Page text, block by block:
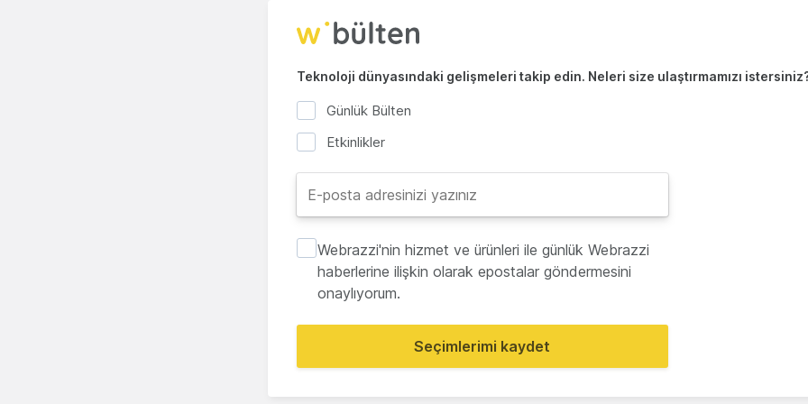
Teknoloji dünyasındaki gelişmeleri takip edin. Neleri size ulaştırmamızı
Günlük Bülten
Etkinlikler
Webrazzi'nin hizmet ve ürünleri ile günlük Webrazzi
haberlerine ilişkin olarak epostalar göndermesini
onaylıyorum.
Seçimlerimi kaydet